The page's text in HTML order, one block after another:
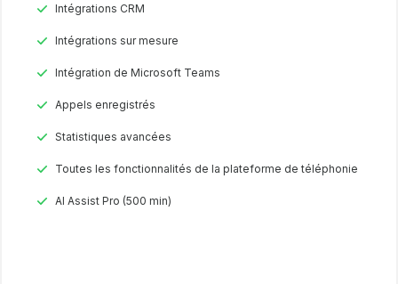
Intégrations CRM
Intégrations sur mesure
Intégration de Microsoft Teams
Appels enregistrés
Statistiques avancées
Toutes les fonctionnalités de la plateforme de téléphonie
AI Assist Pro (500 min)